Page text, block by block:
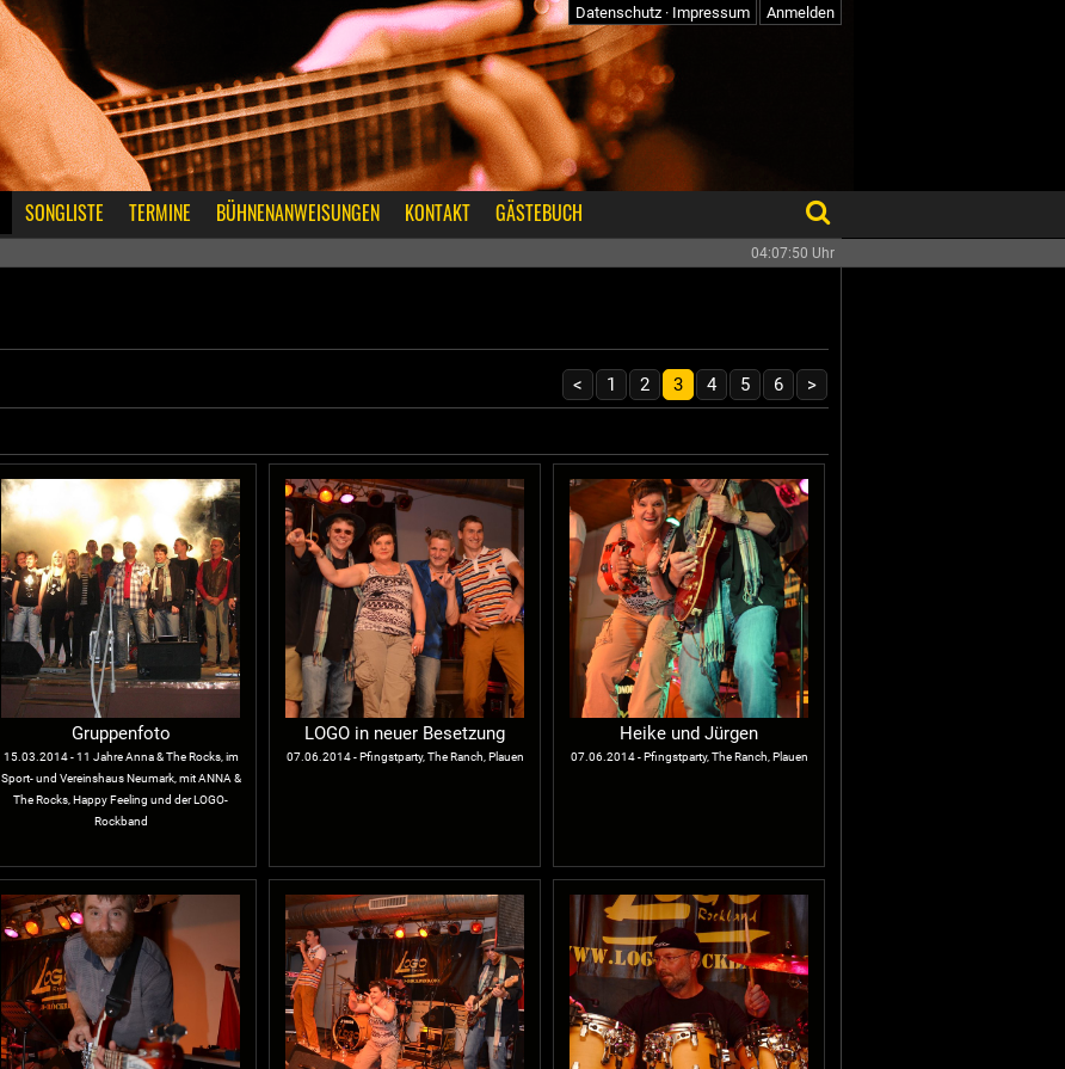
Anmelden
Datenschutz · Impressum
SONGLISTE TERMINE BÜHNENANWEISUNGEN KONTAKT GÄSTEBUCH
04:07:50 Uhr
< 1 2 3 4 5 6 >
Gruppenfoto
15.03.2014 - 11 Jahre Anna & The Rocks, im
Sport- und Vereinshaus Neumark, mit ANNA &
The Rocks, Happy Feeling und der LOGO-
Rockband
LOGO in neuer Besetzung
07.06.2014 - Pfingstparty, The Ranch, Plauen
Heike und Jürgen
07.06.2014 - Pfingstparty, The Ranch, Plauen